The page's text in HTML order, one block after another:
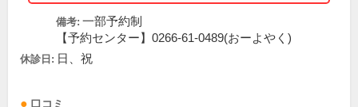
備考: 一部予約制
【予約センター】0266-61-0489(おーよやく)
休診日: 日、祝
口コミ